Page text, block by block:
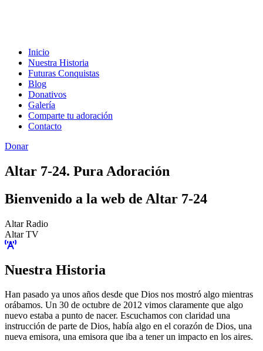
Inicio
Nuestra Historia
Futuras Conquistas
Blog
Donativos
Galería
Comparte tu adoración
Contacto
Donar
Altar 7-24. Pura Adoración
Bienvenido a la web de Altar 7-24
Altar Radio
Altar TV
Nuestra Historia
Han pasado ya unos años desde que Dios nos mostró algo mientras
orábamos. Un 30 de octubre de 2012 vimos claramente que algo
nuevo estaba a punto de nacer. Escuchamos con claridad una
instrucción de parte de Dios, había algo en el corazón de Dios, una
nueva emisora, una emisora que iba a tener un impacto en los aires.